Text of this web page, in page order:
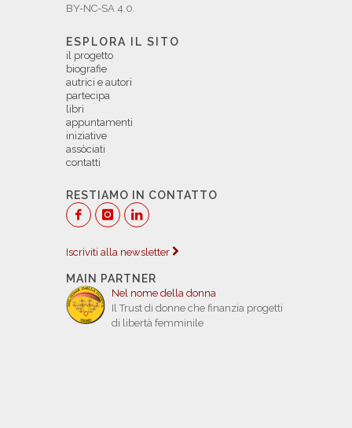
BY-NC-SA 4.0.
ESPLORA IL SITO
il progetto
biografie
autrici e autori
partecipa
libri
appuntamenti
iniziative
assòciati
contatti
RESTIAMO IN CONTATTO
Iscriviti alla newsletter
MAIN PARTNER
Nel nome della donna
Il Trust di donne che finanzia progetti
di libertà femminile